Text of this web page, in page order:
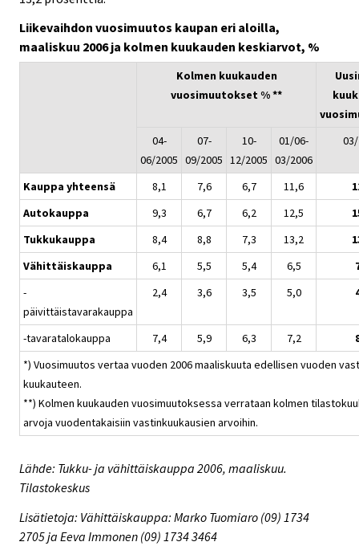
Liikevaihdon vuosimuutos kaupan eri aloilla,
maaliskuu 2006 ja kolmen kuukauden keskiarvot, %
Kolmen kuukauden
vuosimuutokset % **
04-
06/2005
07-
09/2005
10-
12/2005
01/06-
03/2006
Kauppa yhteensä 8,1 7,6 6,7 11,6
Autokauppa
9,3 6,7 6,2 12,5
Tukkukauppa
8,4 8,8 7,3 13,2
Vähittäiskauppa
6,1 5,5 5,4 6,5
-
päivittäistavarakauppa
2,4 3,6 3,5 5,0
-tavaratalokauppa 7,4 5,9 6,3 7,2
*) Vuosimuutos vertaa vuoden 2006 maaliskuuta edellisen vuoden
kuukauteen.
**) Kolmen kuukauden vuosimuutoksessa verrataan kolmen
arvoja vuodentakaisiin vastinkuukausien arvoihin.
Lähde: Tukku- ja vähittäiskauppa 2006, maaliskuu.
Tilastokeskus
Lisätietoja: Vähittäiskauppa: Marko Tuomiaro (09) 1734
2705 ja Eeva Immonen (09) 1734 3464